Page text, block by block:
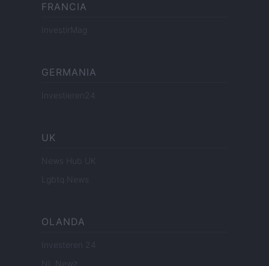
FRANCIA
InvestirMag
GERMANIA
Investieren24
UK
News Hub UK
Lgbtq News
OLANDA
Investeren 24
NL Newz